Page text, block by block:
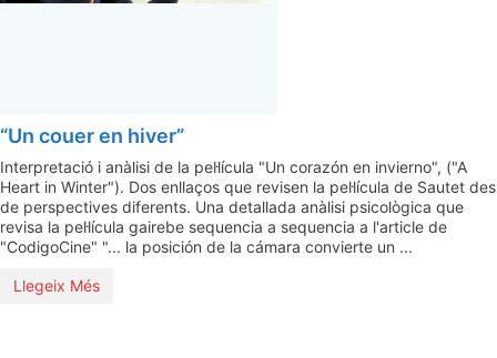
“Un couer en hiver”
Interpretació i anàlisi de la pel·lícula "Un corazón en invierno", ("A
Heart in Winter"). Dos enllaços que revisen la pel·lícula de Sautet des
de perspectives diferents. Una detallada anàlisi psicològica que
revisa la pel·lícula gairebe sequencia a sequencia a l'article de
"CodigoCine" "... la posición de la cámara convierte un ...
Llegeix Més